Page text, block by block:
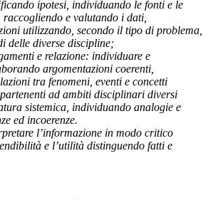
ipotesi, individuando le fonti e le
raccogliendo e valutando i dati,
utilizzando, secondo il tipo di problema,
delle diverse discipline;
e relazione: individuare e
argomentazioni coerenti,
tra fenomeni, eventi e concetti
ad ambiti disciplinari diversi
sistemica, individuando analogie e
ed incoerenze.
l’informazione in modo critico
e l’utilità distinguendo fatti e